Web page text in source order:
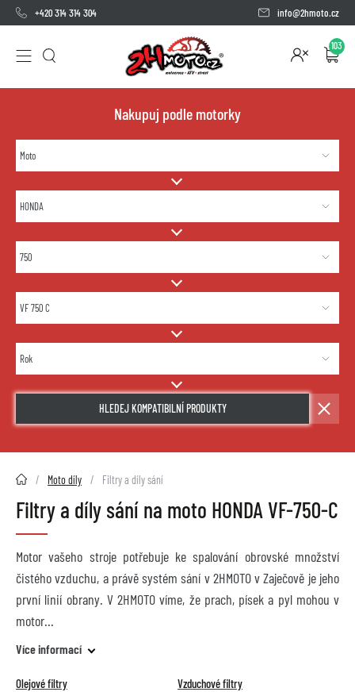
+420 314 314 304 info@2hmoto.cz
103
Nakupuj podle motorky
HLEDEJ KOMPATIBILNÍ PRODUKTY
2HMOTO.cz Moto díly Filtry a díly sání
Filtry a díly sání na moto HONDA VF-750-C
Motor vašeho stroje potřebuje ke spalování obrovské množství
čistého vzduchu, a právě systém sání v 2HMOTO v Zaječově je jeho
první linií obrany. V 2HMOTO víme, že prach, písek a pyl mohou v
motor
Více informací
Olejové filtry Vzduchové filtry